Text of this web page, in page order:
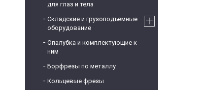
для глаз и тела
Складские и грузоподъемные
оборудование
Опалубка и комплектующие к
ним
Борфрезы по металлу
Кольцевые фрезы